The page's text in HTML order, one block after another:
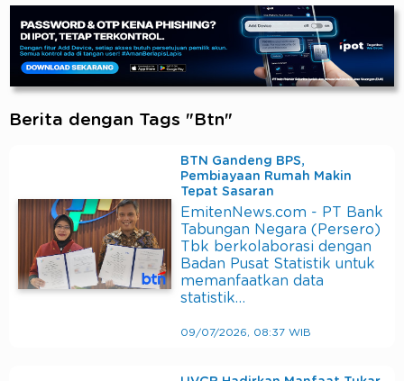
Berita dengan Tags "Btn"
BTN Gandeng BPS,
Pembiayaan Rumah Makin
Tepat Sasaran
EmitenNews.com - PT Bank
Tabungan Negara (Persero)
Tbk berkolaborasi dengan
Badan Pusat Statistik untuk
memanfaatkan data
statistik…
09/07/2026, 08:37 WIB